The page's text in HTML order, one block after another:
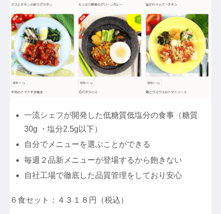
一流シェフが開発した低糖質低塩分の食事（糖質
30g ・塩分2.5g以下）
自分でメニューを選ぶことができる
毎週２品新メニューが登場するから飽きない
自社工場で徹底した品質管理をしており安心
６食セット：４３１８円（税込）